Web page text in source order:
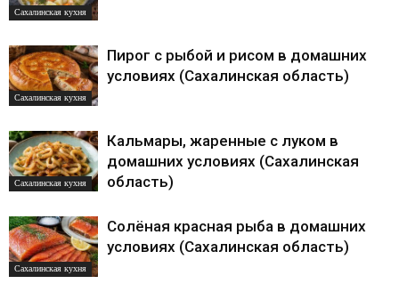
Сахалинская кухня
Сахалинская кухня
Пирог с рыбой и рисом в домашних
условиях (Сахалинская область)
Сахалинская кухня
Кальмары, жаренные с луком в
домашних условиях (Сахалинская
область)
Сахалинская кухня
Солёная красная рыба в домашних
условиях (Сахалинская область)